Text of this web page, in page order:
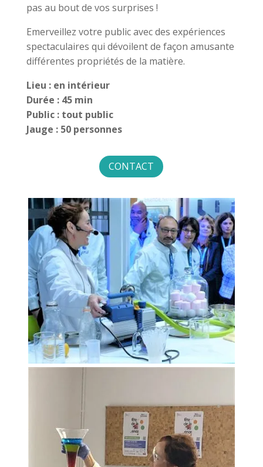
pas au bout de vos surprises !
Emerveillez votre public avec des expériences
spectaculaires qui dévoilent de façon amusante
différentes propriétés de la matière.
Lieu : en intérieur
Durée : 45 min
Public : tout public
Jauge : 50 personnes
CONTACT